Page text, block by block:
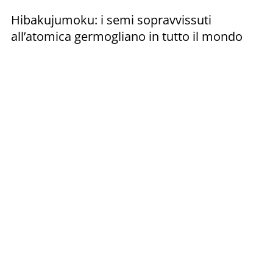
Hibakujumoku: i semi sopravvissuti
all’atomica germogliano in tutto il mondo